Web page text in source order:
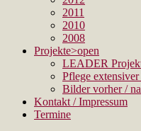
2011
2010
2008
Projekte>open
LEADER
Pflege
Bilder vorher /
Kontakt / Impressum
Termine